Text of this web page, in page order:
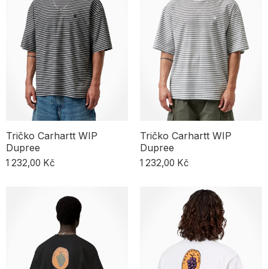
Tričko Carhartt WIP
Dupree
1 232,00 Kč
Tričko Carhartt WIP
Dupree
1 232,00 Kč